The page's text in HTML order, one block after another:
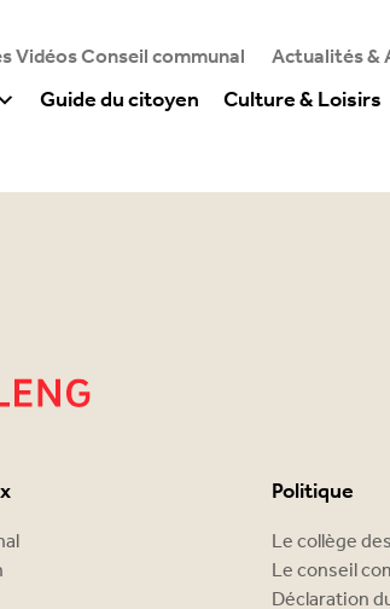
Vidéos Conseil communal Actualités &
Guide du citoyen Culture & Loisirs
Politique
Le collège
Le conseil
Déclaration